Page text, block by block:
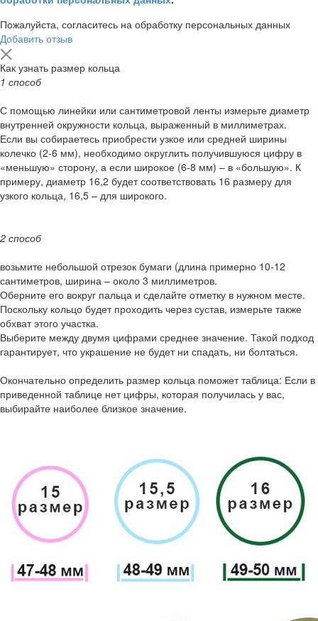
Пожалуйста, согласитесь на обработку персональных данных
Добавить отзыв
Как узнать размер кольца
1 способ
С помощью линейки или сантиметровой ленты измерьте диаметр
внутренней окружности кольца, выраженный в миллиметрах.
Если вы собираетесь приобрести узкое или средней ширины
колечко (2-6 мм), необходимо округлить получившуюся цифру в
«меньшую» сторону, а если широкое (6-8 мм) – в «большую». К
примеру, диаметр 16,2 будет соответствовать 16 размеру для
узкого кольца, 16,5 – для широкого.
2 способ
возьмите небольшой отрезок бумаги (длина примерно 10-12
сантиметров, ширина – около 3 миллиметров.
Оберните его вокруг пальца и сделайте отметку в нужном месте.
Поскольку кольцо будет проходить через сустав, измерьте также
обхват этого участка.
Выберите между двумя цифрами среднее значение. Такой подход
гарантирует, что украшение не будет ни спадать, ни болтаться.
Окончательно определить размер кольца поможет таблица: Если в
приведенной таблице нет цифры, которая получилась у вас,
выбирайте наиболее близкое значение.